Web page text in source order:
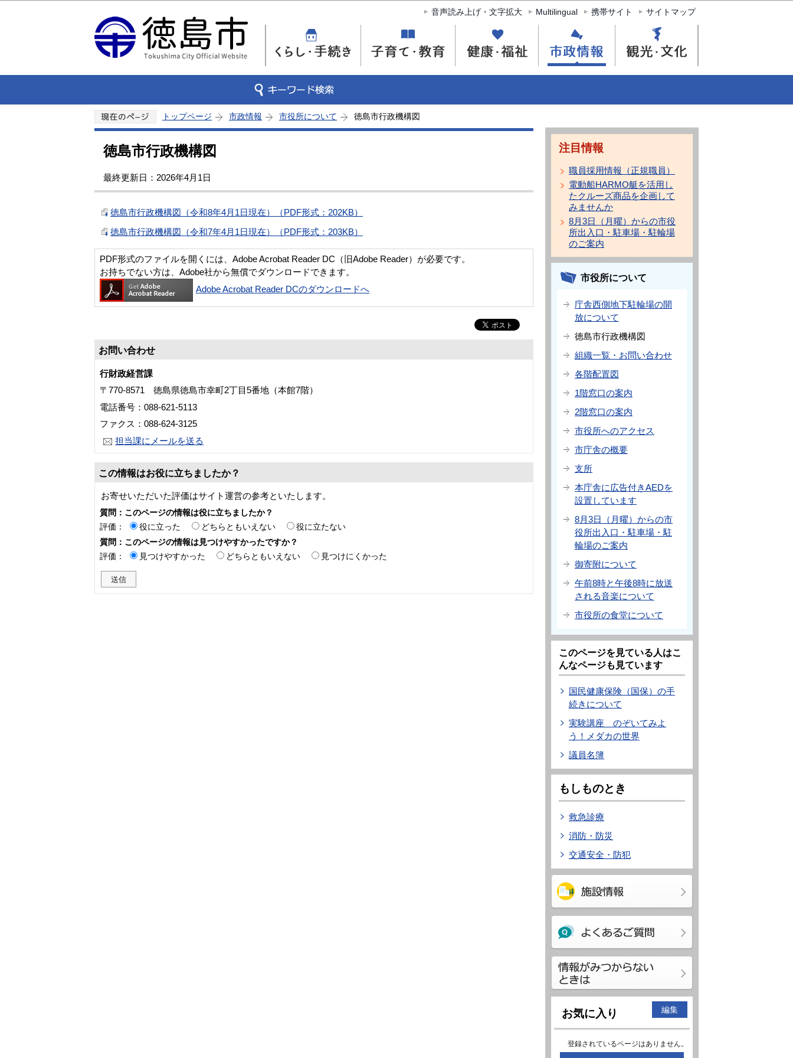
このページの本文へ移動
音声読み上げ・文字拡大 Multilingual 携帯サイト サイトマップ
トップページ 市政情報 市役所について 徳島市行政機構図
徳島市行政機構図
最終更新日：2026年4月1日
徳島市行政機構図（令和8年4月1日現在）（PDF形式：202KB）
徳島市行政機構図（令和7年4月1日現在）（PDF形式：203KB）
PDF形式のファイルを開くには、Adobe Acrobat Reader DC（旧Adobe Reader）が必要です。
お持ちでない方は、Adobe社から無償でダウンロードできます。
Adobe Acrobat Reader DCのダウンロードへ
お問い合わせ
行財政経営課
〒770-8571 徳島県徳島市幸町2丁目5番地（本館7階）
電話番号：088-621-5113
ファクス：088-624-3125
担当課にメールを送る
この情報はお役に立ちましたか？
お寄せいただいた評価はサイト運営の参考といたします。
質問：このページの情報は役に立ちましたか？
評価：
役に立った どちらともいえない
役に立たない
質問：このページの情報は見つけやすかったですか？
評価：
見つけやすかった どちらともいえない 見つけにくかった
注目情報
職員採用情報（正規職員）
電動船HARMO艇を活用し
たクルーズ商品を企画して
みませんか
8月3日（月曜）からの市役
所出入口・駐車場・駐輪場
のご案内
市役所について
庁舎西側地下駐輪場の開
放について
徳島市行政機構図
組織一覧・お問い合わせ
各階配置図
1階窓口の案内
2階窓口の案内
市役所へのアクセス
市庁舎の概要
支所
本庁舎に広告付きAEDを
設置しています
8月3日（月曜）からの市
役所出入口・駐車場・駐
輪場のご案内
御寄附について
午前8時と午後8時に放送
される音楽について
市役所の食堂について
このページを見ている人はこ
んなページも見ています
国民健康保険（国保）の手
続きについて
実験講座 のぞいてみよ
う！メダカの世界
議員名簿
もしものとき
救急診療
消防・防災
交通安全・防犯
お気に入り 編集
登録されているページはありません。